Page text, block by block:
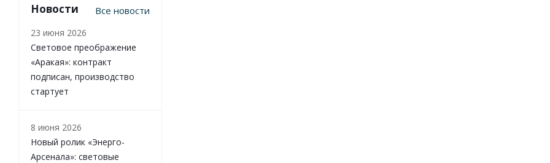
Новости Все новости
23 июня 2026
Световое преображение
«Аракая»: контракт
подписан, производство
стартует
8 июня 2026
Новый ролик «Энерго-
Арсенала»: световые